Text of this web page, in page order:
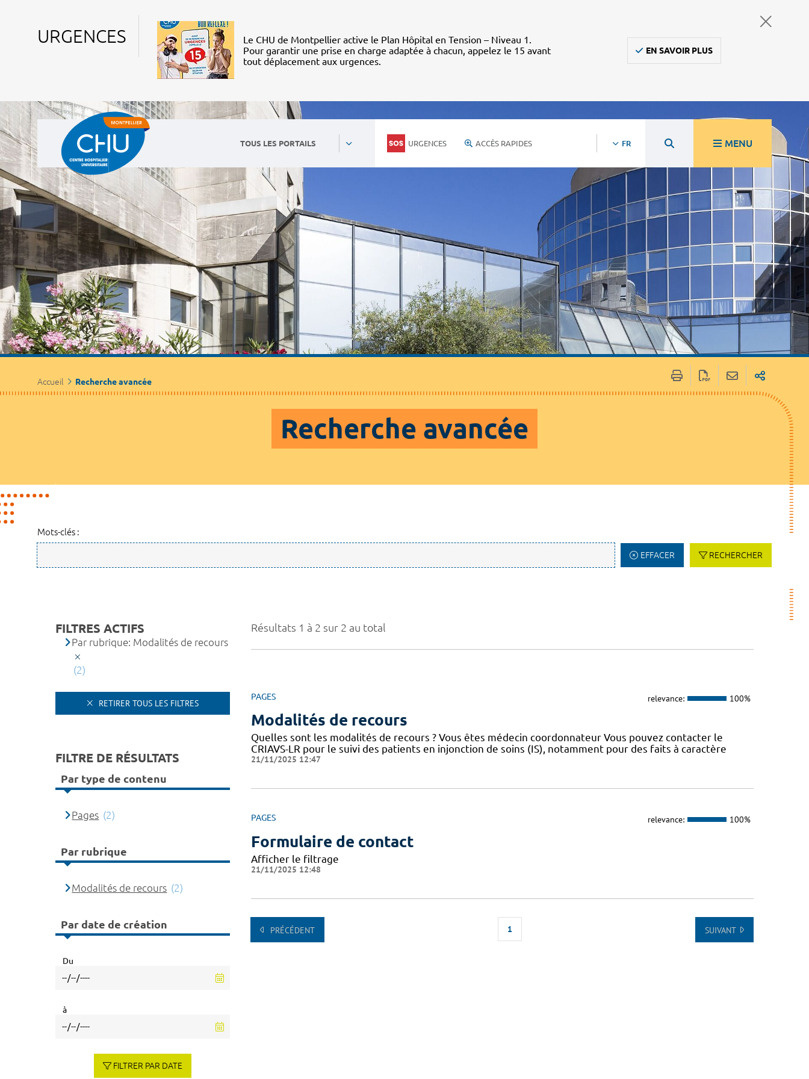
URGENCES
Le CHU de Montpellier active le Plan Hôpital en Tension – Niveau 1.
Pour garantir une prise en charge adaptée à chacun, appelez le 15 avant
tout déplacement aux urgences.
EN SAVOIR PLUS
TOUS LES PORTAILS URGENCES ACCÈS RAPIDES FR MENU
Accueil Recherche avancée
Recherche avancée
Mots-clés :
EFFACER RECHERCHER
Résultats 1 à 2 sur 2 au total
PAGES relevance: 100%
Modalités de recours
Quelles sont les modalités de recours ? Vous êtes médecin coordonnateur Vous pouvez contacter le
CRIAVS-LR pour le suivi des patients en injonction de soins (IS), notamment pour des faits à caractère
21/11/2025 12:47
PAGES relevance: 100%
Formulaire de contact
Afficher le filtrage
21/11/2025 12:48
PRÉCÉDENT 1 SUIVANT
FILTRES ACTIFS
Par rubrique: Modalités de recours
(2)
RETIRER TOUS LES FILTRES
FILTRE DE RÉSULTATS
Par type de contenu
Pages (2)
Par rubrique
Modalités de recours (2)
Par date de création
Du
à
FILTRER PAR DATE